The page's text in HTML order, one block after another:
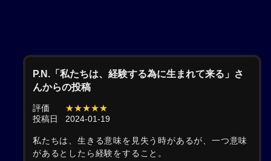
P.N.「私たちは、経験する為に生まれて来る」さ
んからの投稿
評価
★★★★★
投稿日
2024-01-19
私たちは、生きる意味を見失う時があるが、一つ意味
があるとしたら経験をすること。